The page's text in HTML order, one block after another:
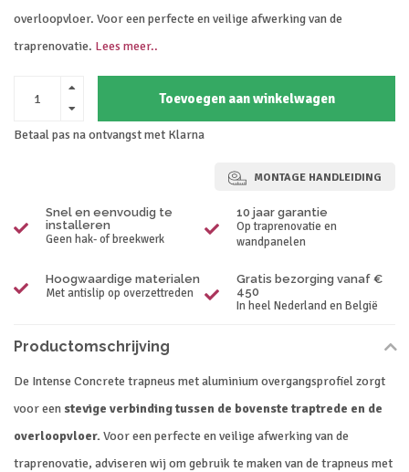
overloopvloer. Voor een perfecte en veilige afwerking van de
traprenovatie. Lees meer..
Toevoegen aan winkelwagen
Betaal pas na ontvangst met Klarna
MONTAGE HANDLEIDING
Snel en eenvoudig te
installeren
Geen hak- of breekwerk
10 jaar garantie
Op traprenovatie en
wandpanelen
Hoogwaardige materialen
Met antislip op overzettreden
Gratis bezorging vanaf €
450
In heel Nederland en België
Productomschrijving
De Intense Concrete trapneus met aluminium overgangsprofiel zorgt
voor een stevige verbinding tussen de bovenste traptrede en de
overloopvloer.Voor een perfecte en veilige afwerking van de
traprenovatie, adviseren wij om gebruik te maken van de trapneus met